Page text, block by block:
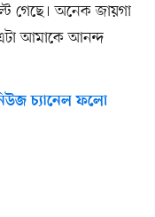
গেছে। অনেক জায়গা
আমাকে আনন্দ
চ্যানেল ফলো